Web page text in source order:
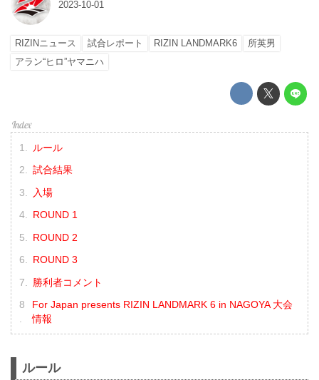
2023-10-01
RIZINニュース 試合レポート RIZIN LANDMARK6
所英男
アラン“ヒロ”ヤマニハ
ルール
試合結果
入場
ROUND 1
ROUND 2
ROUND 3
勝利者コメント
For Japan presents RIZIN LANDMARK 6 in NAGOYA 大会
情報
ルール